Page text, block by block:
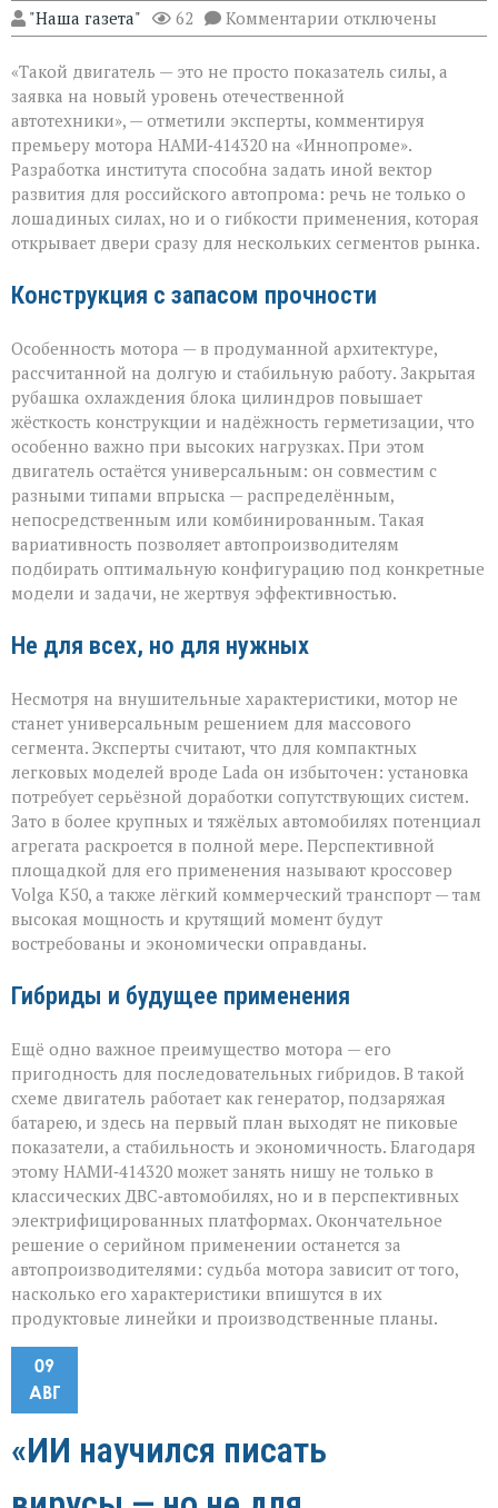
"Наша газета" 62 Комментарии к
записи
мотор — не
ради
а
ради
возможностей»
отключены
«Такой двигатель — это не просто показатель силы, а
заявка на новый уровень отечественной
автотехники», — отметили эксперты, комментируя
премьеру мотора НАМИ‑414320 на «Иннопроме».
Разработка института способна задать иной вектор
развития для российского автопрома: речь не только о
лошадиных силах, но и о гибкости применения, которая
открывает двери сразу для нескольких сегментов рынка.
Конструкция с запасом прочности
Особенность мотора — в продуманной архитектуре,
рассчитанной на долгую и стабильную работу. Закрытая
рубашка охлаждения блока цилиндров повышает
жёсткость конструкции и надёжность герметизации, что
особенно важно при высоких нагрузках. При этом
двигатель остаётся универсальным: он совместим с
разными типами впрыска — распределённым,
непосредственным или комбинированным. Такая
вариативность позволяет автопроизводителям
подбирать оптимальную конфигурацию под конкретные
модели и задачи, не жертвуя эффективностью.
Не для всех, но для нужных
Несмотря на внушительные характеристики, мотор не
станет универсальным решением для массового
сегмента. Эксперты считают, что для компактных
легковых моделей вроде Lada он избыточен: установка
потребует серьёзной доработки сопутствующих систем.
Зато в более крупных и тяжёлых автомобилях потенциал
агрегата раскроется в полной мере. Перспективной
площадкой для его применения называют кроссовер
Volga К50, а также лёгкий коммерческий транспорт — там
высокая мощность и крутящий момент будут
востребованы и экономически оправданы.
Гибриды и будущее применения
Ещё одно важное преимущество мотора — его
пригодность для последовательных гибридов. В такой
схеме двигатель работает как генератор, подзаряжая
батарею, и здесь на первый план выходят не пиковые
показатели, а стабильность и экономичность. Благодаря
этому НАМИ‑414320 может занять нишу не только в
классических ДВС‑автомобилях, но и в перспективных
электрифицированных платформах. Окончательное
решение о серийном применении останется за
автопроизводителями: судьба мотора зависит от того,
насколько его характеристики впишутся в их
продуктовые линейки и производственные планы.
09
АВГ
«ИИ научился писать